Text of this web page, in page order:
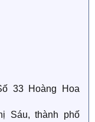
33 Hoàng Hoa
Sáu, thành phố